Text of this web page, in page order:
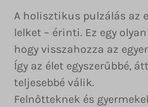
A holisztikus pulzálás az
lelket – érinti. Ez egy
hogy visszahozza az
Így az élet egyszerűbbé,
teljesebbé válik.
Felnőtteknek és